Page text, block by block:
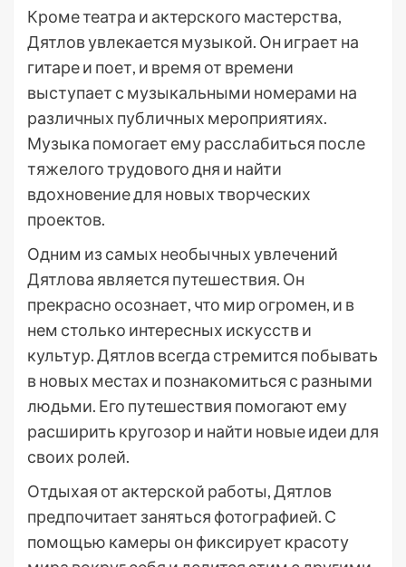
Кроме театра и актерского мастерства,
Дятлов увлекается музыкой. Он играет на
гитаре и поет, и время от времени
выступает с музыкальными номерами на
различных публичных мероприятиях.
Музыка помогает ему расслабиться после
тяжелого трудового дня и найти
вдохновение для новых творческих
проектов.
Одним из самых необычных увлечений
Дятлова является путешествия. Он
прекрасно осознает, что мир огромен, и в
нем столько интересных искусств и
культур. Дятлов всегда стремится побывать
в новых местах и познакомиться с разными
людьми. Его путешествия помогают ему
расширить кругозор и найти новые идеи для
своих ролей.
Отдыхая от актерской работы, Дятлов
предпочитает заняться фотографией. С
помощью камеры он фиксирует красоту